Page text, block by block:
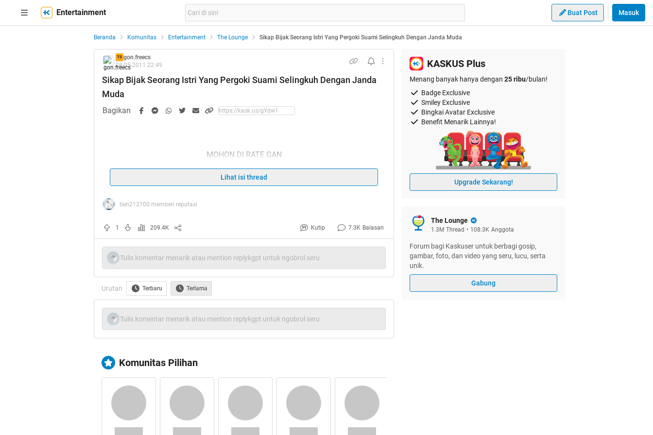
Entertainment Buat Post Masuk
Beranda Komunitas Entertainment The Lounge Sikap Bijak Seorang Istri Yang Pergoki Suami Selingkuh Dengan Janda Muda
TS gon.freecs
28-05-2011 22:49
Sikap Bijak Seorang Istri Yang Pergoki Suami Selingkuh Dengan Janda
Muda
Bagikan
MOHON DI RATE GAN
Spoilerforbukti:
Ini merupakan sebuah kutipan dari kisah nyata yang pernah di mailist
beberapa tahun silam, berikut kisahnya . Ada sepasang suami istri yang
sudah berumah tangga selama 8 tahun. Dengan berjalannya waktu, si
istri merasakan adanya perubahan pada sikap suami. suami jadi sering
pulang malam, kalau minggu siang sering tidak di rumah. Mula-mula si
istri tenang saja, tapi lama lama timbul rasa curiga. Apalagi beredar
Wanita mana yang tidak sakit hatinya saat melihat pasangannya
berselingkuh dengan wanita lain? tapi bagaimana jalan keluar yang
terbaik?
Lihat isi thread
tien212700 memberi reputasi
1 209.4K Kutip 7.3K Balasan
Tulis komentar menarik atau mention replykgpt untuk ngobrol seru
Urutan Terbaru Terlama
Tulis komentar menarik atau mention replykgpt untuk ngobrol seru
Komunitas Pilihan
KASKUS Plus
Menang banyak hanya dengan 25 ribu/bulan!
Badge Exclusive
Smiley Exclusive
Bingkai Avatar Exclusive
Benefit Menarik Lainnya!
Upgrade Sekarang!
The Lounge
1.3M Thread • 108.3K Anggota
Forum bagi Kaskuser untuk berbagi gosip,
gambar, foto, dan video yang seru, lucu, serta
unik.
Gabung